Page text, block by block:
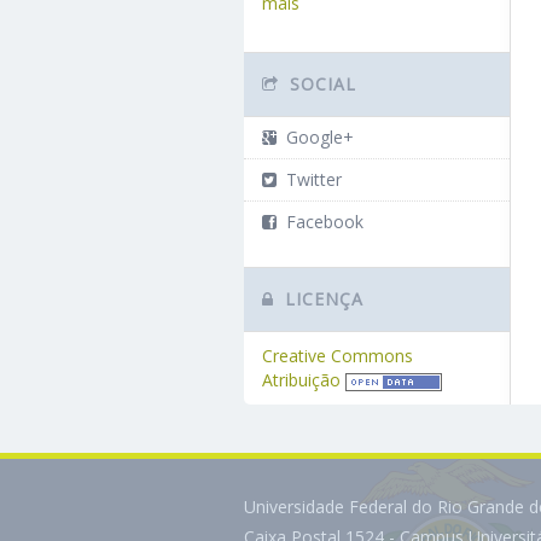
SOCIAL
Google+
Twitter
Facebook
LICENÇA
Creative Commons
Atribuição
Universidade Federal do Rio Grande